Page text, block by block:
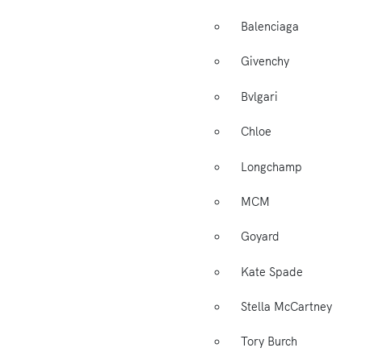
Balenciaga
Givenchy
Bvlgari
Chloe
Longchamp
MCM
Goyard
Kate Spade
Stella McCartney
Tory Burch